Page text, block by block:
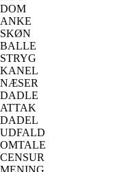
DOM
ANKE
SKØN
BALLE
STRYG
KANEL
NÆSER
DADLE
ATTAK
DADEL
UDFALD
OMTALE
CENSUR
MENING